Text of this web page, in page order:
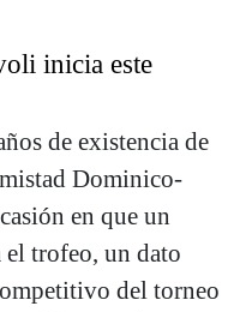
inicia este
de existencia de
Dominico-
en que un
trofeo, un dato
del torneo